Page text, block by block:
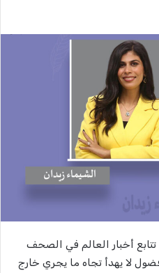
أخبار العالم في الصحف
لا يهدأ تجاه ما يجري خارج